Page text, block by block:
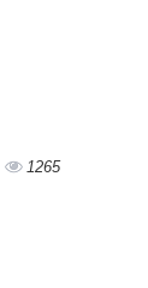
1265